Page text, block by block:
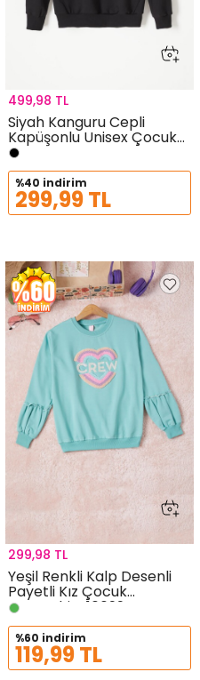
Siyah Kanguru Cepli
Kapüşonlu Unisex Çocuk
Sweatshirt 16780
499,98 TL
%40 indirim
299,99 TL
Yeşil Renkli Kalp Desenli
Payetli Kız Çocuk
Sweatshirt 16699
299,98 TL
%60 indirim
119,99 TL